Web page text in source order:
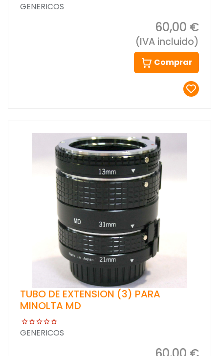
GENERICOS
60,00 €
(IVA incluido)
Comprar
TUBO DE EXTENSION (3) PARA
MINOLTA MD
GENERICOS